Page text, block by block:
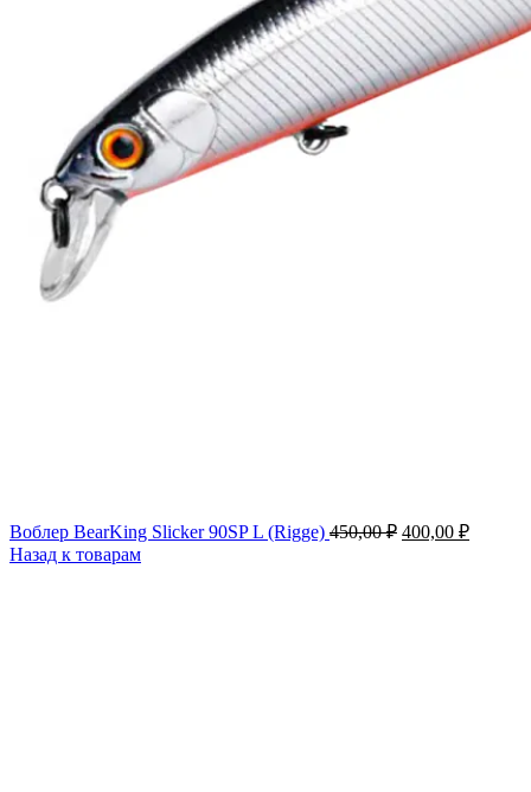
Воблер BearKing Slicker 90SP L (Rigge) 450,00₽ Первоначальная
400,00 ₽
Назад к товарам